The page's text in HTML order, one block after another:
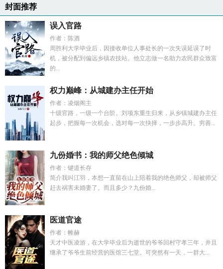
封面推荐
误入官路
作者：陈酒
周胜利大学毕业后，因接收单位人事处长的一次失误延误了时
机，被分配到偏远乡镇农技站。他立志做一名助力农民群众致富
的...
权力巅峰：从城建办主任开始
作者：凌烟阁主
十级官路，一级一个台阶。刘项东重生归来，从乡镇城建办主任
起步，把握每一次机会，选对每一次抉择，一步步高升。穷善...
九份婚书：我的师父绝色倾城
作者：键道长存
简介我叫江羽，本想一直留在山上陪着我的绝色师父，却被师父
赶去祸害未婚妻了。而且多少？九份婚...
医道官途
作者：帷赫
天才中医凌游，在大学毕业后为逝世的爷爷回村守孝三年，并且
继承了爷爷生前经营的医馆三七堂。可突然有一天，一群大...